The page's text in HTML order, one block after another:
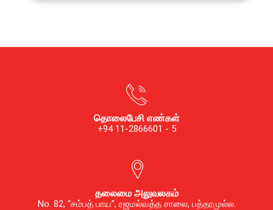
தொலைபேசி எண்கள்
+94 11-2866601 - 5
தலைமை அலுவலகம்
No. 82, “சம்பத் பாய”, ரஜமல்வத்த சாலை, பத்தரமுல்ல.